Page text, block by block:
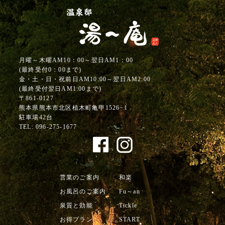
月曜～木曜AM10：00～翌日AM1：00
(最終受付0：00まで)
金・土・日・祝前日AM10:00～翌日AM2:00
(最終受付翌日AM1:00まで)
〒861-0127
熊本県熊本市北区植木町亀甲1526−1
駐車場42台
TEL: 096-275-1677
営業のご案内
お風呂のご案内
泉質と効能
お得プラン
和楽
Fu～an
Tickle
START